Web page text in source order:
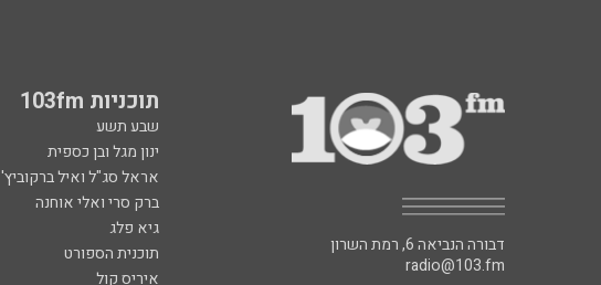
תוכניות 103fm
שבע תשע
ינון מגל ובן כספית
אראל סג"ל ואיל ברקוביץ'
ברק סרי ואלי אוחנה
גיא פלג
תוכנית הספורט
איריס קול
דבורה הנביאה 6, רמת השרון
radio@103.fm